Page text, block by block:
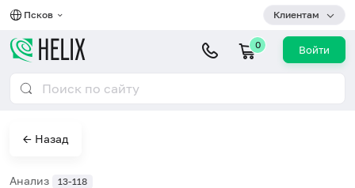
Псков Клиентам
0 Войти
← Назад
Анализ 13-118